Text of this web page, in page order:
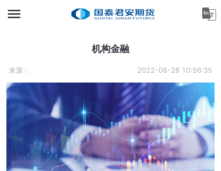
首页
机构金融
产业服务
个人客户
投资者教育
关于公司
机构金融
来源： 2022-06-28 10:56:35